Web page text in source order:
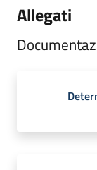
Allegati